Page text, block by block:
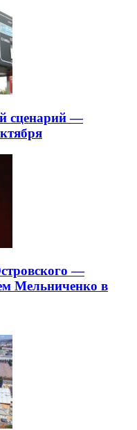
сценарий —
—
Мельниченко в